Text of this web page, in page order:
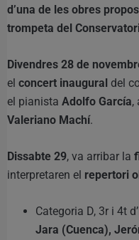
d’una de les obres
trompeta del
Divendres 28 de
el concert inaugural del
el pianista Adolfo García,
Valeriano Machí.
Dissabte 29, va arribar la
interpretaren el repertori
Categoria D, 3r i 4t
Jara (Cuenca),